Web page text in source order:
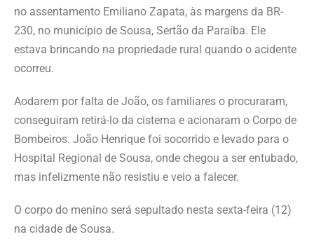
no assentamento Emiliano Zapata, às margens da BR-
230, no município de Sousa, Sertão da Paraíba. Ele
estava brincando na propriedade rural quando o acidente
ocorreu.
Aodarem por falta de João, os familiares o procuraram,
conseguiram retirá-lo da cisterna e acionaram o Corpo de
Bombeiros. João Henrique foi socorrido e levado para o
Hospital Regional de Sousa, onde chegou a ser entubado,
mas infelizmente não resistiu e veio a falecer.
O corpo do menino será sepultado nesta sexta-feira (12)
na cidade de Sousa.